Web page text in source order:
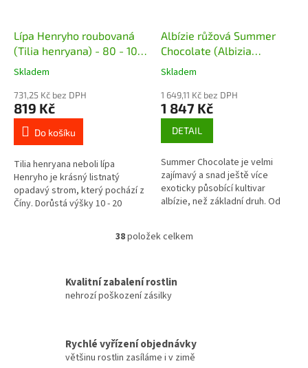
Lípa Henryho roubovaná
(Tilia henryana) - 80 - 100
cm
Skladem
731,25 Kč bez DPH
819 Kč
Do košíku
Tilia henryana neboli lípa
Henryho je krásný listnatý
opadavý strom, který pochází z
Číny. Dorůstá výšky 10 - 20
Albízie růžová Summer
Chocolate (Albizia
julibrissin Summer
Skladem
1 649,11 Kč bez DPH
1 847 Kč
DETAIL
Summer Chocolate je velmi
zajímavý a snad ještě více
exoticky působící kultivar
albízie, než základní druh. Od
O
á
d
p
r
38položek celkem
Kvalitní zabalení rostlin
nehrozí poškození zásilky
Rychlé vyřízení objednávky
většinu rostlin zasíláme i v zimě